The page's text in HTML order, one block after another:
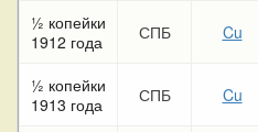
½ копейки
1912 года
СПБ Cu
½ копейки
1913 года
СПБ Cu